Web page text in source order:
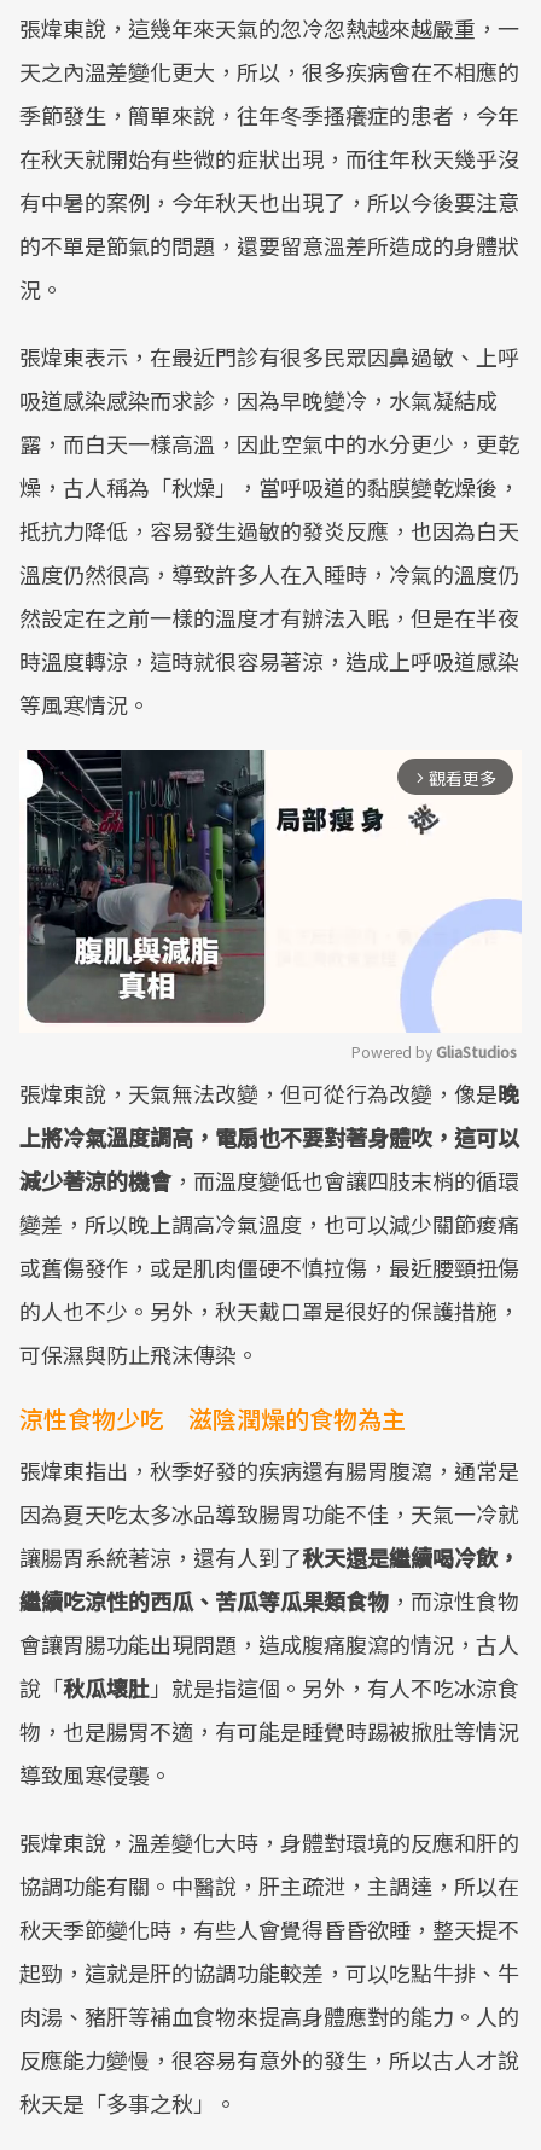
張煒東說，這幾年來天氣的忽冷忽熱越來越嚴重，一
天之內溫差變化更大，所以，很多疾病會在不相應的
季節發生，簡單來說，往年冬季搔癢症的患者，今年
在秋天就開始有些微的症狀出現，而往年秋天幾乎沒
有中暑的案例，今年秋天也出現了，所以今後要注意
的不單是節氣的問題，還要留意溫差所造成的身體狀
況。
張煒東表示，在最近門診有很多民眾因鼻過敏、上呼
吸道感染感染而求診，因為早晚變冷，水氣凝結成
露，而白天一樣高溫，因此空氣中的水分更少，更乾
燥，古人稱為「秋燥」，當呼吸道的黏膜變乾燥後，
抵抗力降低，容易發生過敏的發炎反應，也因為白天
溫度仍然很高，導致許多人在入睡時，冷氣的溫度仍
然設定在之前一樣的溫度才有辦法入眠，但是在半夜
時溫度轉涼，這時就很容易著涼，造成上呼吸道感染
等風寒情況。
arrow_forward_ios 觀看更多
Mute
Powered by GliaStudios
張煒東說，天氣無法改變，但可從行為改變，像是晚
上將冷氣溫度調高，電扇也不要對著身體吹，這可以
減少著涼的機會，而溫度變低也會讓四肢末梢的循環
變差，所以晚上調高冷氣溫度，也可以減少關節痠痛
或舊傷發作，或是肌肉僵硬不慎拉傷，最近腰頸扭傷
的人也不少。另外，秋天戴口罩是很好的保護措施，
可保濕與防止飛沫傳染。
涼性食物少吃 滋陰潤燥的食物為主
張煒東指出，秋季好發的疾病還有腸胃腹瀉，通常是
因為夏天吃太多冰品導致腸胃功能不佳，天氣一冷就
讓腸胃系統著涼，還有人到了秋天還是繼續喝冷飲，
繼續吃涼性的西瓜、苦瓜等瓜果類食物 ，而涼性食物
會讓胃腸功能出現問題，造成腹痛腹瀉的情況，古人
說「秋瓜壞肚」就是指這個。另外，有人不吃冰涼食
物，也是腸胃不適，有可能是睡覺時踢被掀肚等情況
導致風寒侵襲。
張煒東說，溫差變化大時，身體對環境的反應和肝的
協調功能有關。中醫說，肝主疏泄，主調達，所以在
秋天季節變化時，有些人會覺得昏昏欲睡，整天提不
起勁，這就是肝的協調功能較差，可以吃點牛排、牛
肉湯、豬肝等補血食物來提高身體應對的能力。人的
反應能力變慢，很容易有意外的發生，所以古人才說
秋天是「多事之秋」。